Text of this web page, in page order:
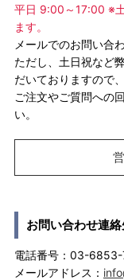
平日 9:00～17:00 ※
ます。
メールでのお問い合
ただし、土日祝など
だいておりますので、
ご注文やご質問への
い。
お問い合わせ連
電話番号：03-
メールアドレス：